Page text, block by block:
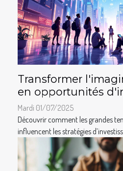
Transformer
en opportunités
Mardi 01/07/2025
Découvrir comment les grandes
influencent les stratégies